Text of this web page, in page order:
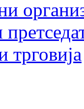
трговија